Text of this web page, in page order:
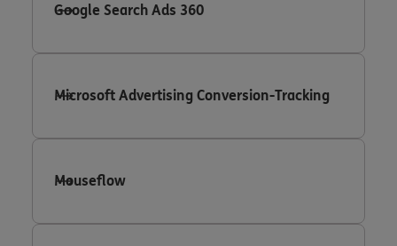
Google Search Ads 360
Microsoft Advertising Conversion-Tracking
Mouseflow